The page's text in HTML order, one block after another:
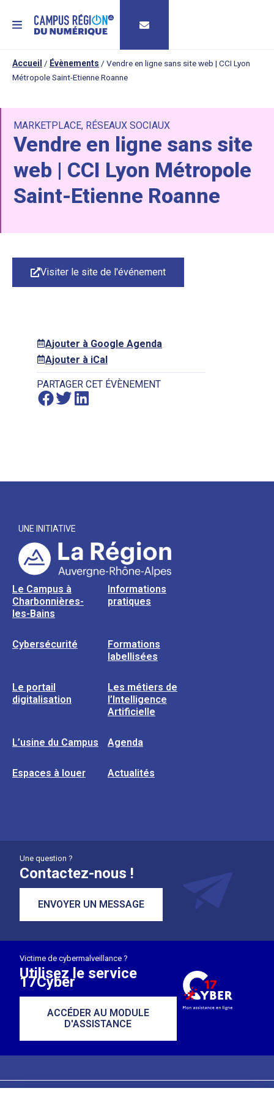
MENU
Accueil / Évènements / Vendre en ligne sans site web | CCI Lyon
Métropole Saint-Etienne Roanne
MARKETPLACE, RÉSEAUX SOCIAUX
Vendre en ligne sans site
web | CCI Lyon Métropole
Saint-Etienne Roanne
Visiter le site de l'événement
Ajouter à Google Agenda
Ajouter à iCal
PARTAGER CET ÉVÈNEMENT
UNE INITIATIVE
Le Campus à
Charbonnières-
les-Bains
Informations
pratiques
Cybersécurité
Formations
labellisées
Le portail
digitalisation
Les métiers de
l’Intelligence
Artificielle
L’usine du Campus Agenda
Espaces à louer Actualités
Une question ?
Contactez-nous !
ENVOYER UN MESSAGE
Victime de cybermalveillance ?
Utilisez le service
17Cyber
ACCÉDER AU MODULE
D'ASSISTANCE